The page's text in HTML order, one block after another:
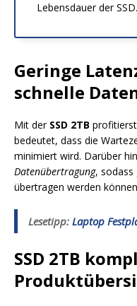
Lebensdauer der SSD.
Geringe
schnelle
Mit der SSD 2TB
bedeutet, dass die
minimiert wird. Darüber
Datenübertragung, sodass
übertragen werden
Lesetipp: Laptop
SSD 2TB